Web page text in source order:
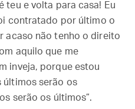
teu e volta para casa! Eu
contratado por último o
acaso não tenho o direito
aquilo que me
inveja, porque estou
últimos serão os
serão os últimos”.